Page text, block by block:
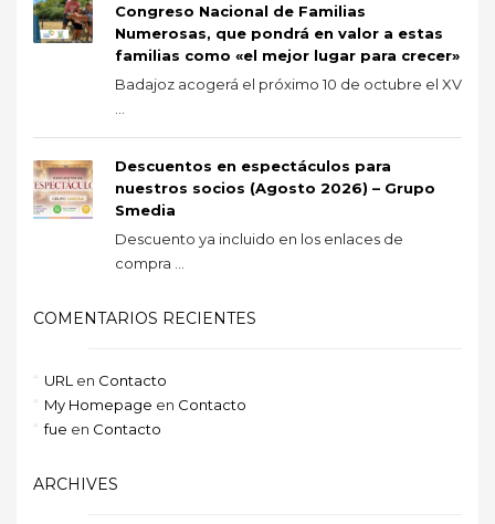
Congreso Nacional de Familias
Numerosas, que pondrá en valor a estas
familias como «el mejor lugar para crecer»
Badajoz acogerá el próximo 10 de octubre el XV
Descuentos en espectáculos para
nuestros socios (Agosto 2026) – Grupo
Smedia
Descuento ya incluido en los enlaces de
compra ...
COMENTARIOS RECIENTES
URL en Contacto
My Homepage en Contacto
fue en Contacto
ARCHIVES